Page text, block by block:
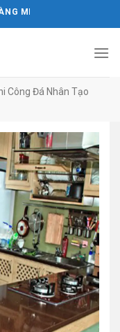
Công Đá Nhân Tạo